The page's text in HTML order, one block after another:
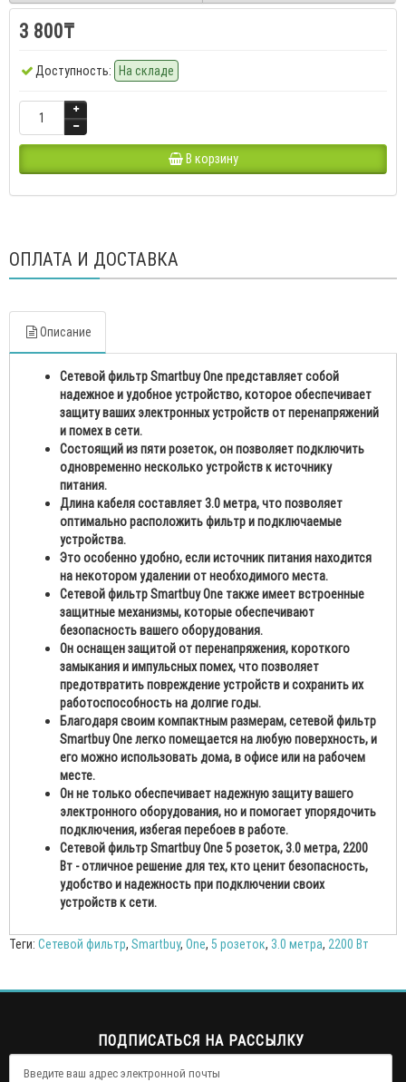
3 800₸
Доступность: На складе
В корзину
ОПЛАТА И ДОСТАВКА
Описание
Сетевой фильтр Smartbuy One представляет собой
надежное и удобное устройство, которое обеспечивает
защиту ваших электронных устройств от перенапряжений
и помех в сети.
Состоящий из пяти розеток, он позволяет подключить
одновременно несколько устройств к источнику
питания.
Длина кабеля составляет 3.0 метра, что позволяет
оптимально расположить фильтр и подключаемые
устройства.
Это особенно удобно, если источник питания находится
на некотором удалении от необходимого места.
Сетевой фильтр Smartbuy One также имеет встроенные
защитные механизмы, которые обеспечивают
безопасность вашего оборудования.
Он оснащен защитой от перенапряжения, короткого
замыкания и импульсных помех, что позволяет
предотвратить повреждение устройств и сохранить их
работоспособность на долгие годы.
Благодаря своим компактным размерам, сетевой фильтр
Smartbuy One легко помещается на любую поверхность, и
его можно использовать дома, в офисе или на рабочем
месте.
Он не только обеспечивает надежную защиту вашего
электронного оборудования, но и помогает упорядочить
подключения, избегая перебоев в работе.
Сетевой фильтр Smartbuy One 5 розеток, 3.0 метра, 2200
Вт - отличное решение для тех, кто ценит безопасность,
удобство и надежность при подключении своих
устройств к сети.
Теги: Сетевой фильтр, Smartbuy, One, 5 розеток, 3.0 метра, 2200 Вт
ПОДПИСАТЬСЯ НА РАССЫЛКУ